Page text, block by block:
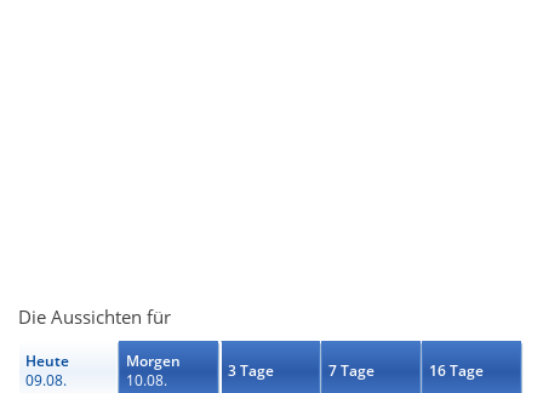
Die Aussichten für
Heute
09.08.
Morgen
10.08.
3 Tage 7 Tage 16 Tage